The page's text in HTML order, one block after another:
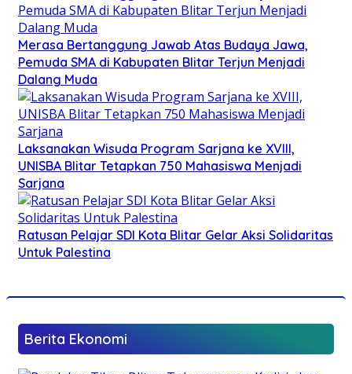
Merasa Bertanggung Jawab Atas Budaya Jawa,
Pemuda SMA di Kabupaten Blitar Terjun Menjadi
Dalang Muda
Laksanakan Wisuda Program Sarjana ke XVIII,
UNISBA Blitar Tetapkan 750 Mahasiswa Menjadi
Sarjana
Ratusan Pelajar SDI Kota Blitar Gelar Aksi Solidaritas
Untuk Palestina
Berita Ekonomi